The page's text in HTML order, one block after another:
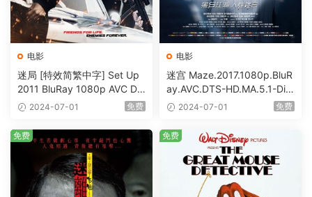
电影
迷局 [特效简繁中字] Set Up
2011 BluRay 1080p AVC DT
S-HD MA5.1-shhaclm@CHD
2024-07-01 免费
电影
迷宫 Maze.2017.1080p.BluR
ay.AVC.DTS-HD.MA.5.1-DiY
@HDHome [BDISO 19.7GB]
2024-07-01 免费
免费 免费